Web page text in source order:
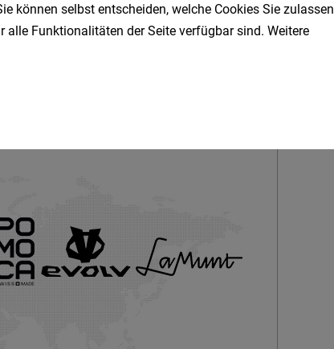
können selbst entscheiden, welche Cookies Sie zulassen
Funktionalitäten der Seite verfügbar sind. Weitere